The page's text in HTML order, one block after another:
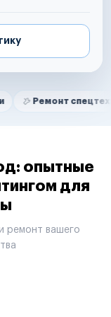
спецтехники
опытные
для
ремонт вашего